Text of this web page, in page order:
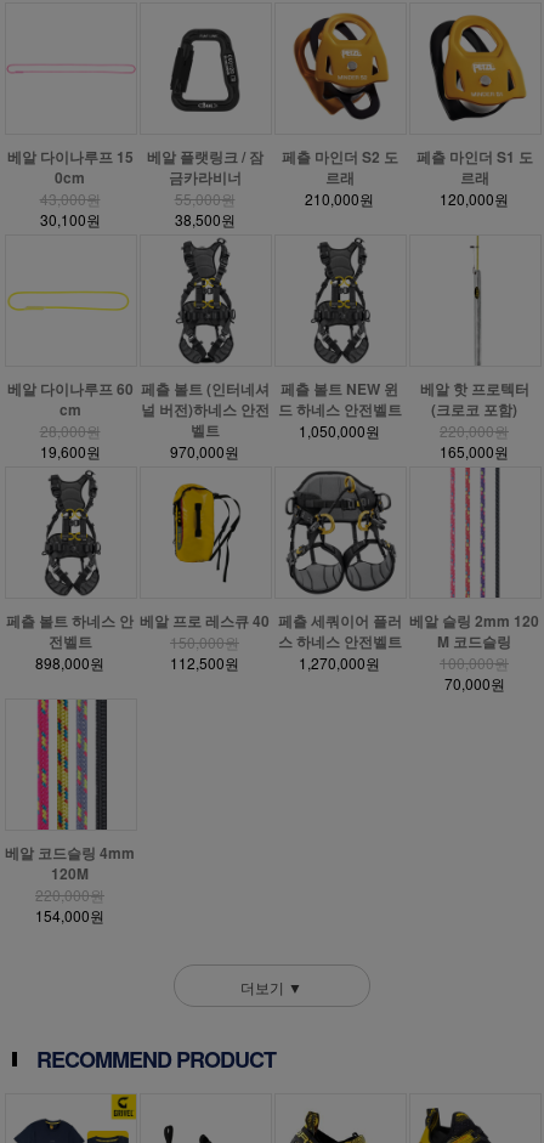
베알 다이나루프 15
0cm
43,000원
30,100원
베알 플랫링크 / 잠
금카라비너
55,000원
38,500원
페츨 마인더 S2 도
르래
210,000원
페츨 마인더 S1 도
르래
120,000원
베알 다이나루프 60
cm
28,000원
19,600원
페츨 볼트 (인터네셔
널 버전)하네스 안전
벨트
970,000원
페츨 볼트 NEW 윈
드 하네스 안전벨트
1,050,000원
베알 핫 프로텍터
(크로코 포함)
220,000원
165,000원
페츨 볼트 하네스 안
전벨트
898,000원
베알 프로 레스큐 40
150,000원
112,500원
페츨 세쿼이어 플러
스 하네스 안전벨트
1,270,000원
베알 슬링 2mm 120
M 코드슬링
100,000원
70,000원
베알 코드슬링 4mm
120M
220,000원
154,000원
더보기 ▼
RECOMMEND PRODUCT